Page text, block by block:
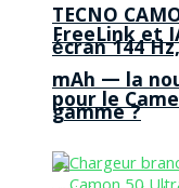
FreeLink et
pour le
TECNO
écran 144
mAh — la
gamme ?